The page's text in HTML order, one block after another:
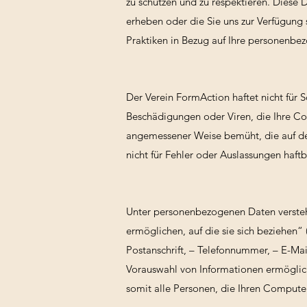
erheben oder die Sie uns zur
Praktiken in Bezug auf Ihre
Der Verein FormAction haftet nicht für
Beschädigungen oder Viren, die Ihre
angemessener Weise bemüht, die auf
nicht für Fehler oder Auslassungen
Unter personenbezogenen Daten
ermöglichen, auf die sie sich
Postanschrift, – Telefonnummer, – E-
Vorauswahl von Informationen
somit alle Personen, die Ihren